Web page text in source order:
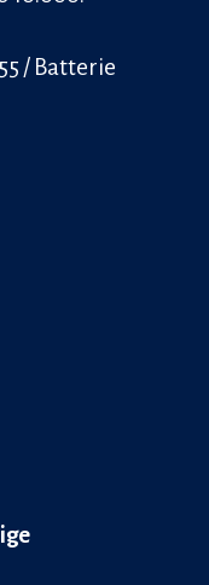
/ Batterie